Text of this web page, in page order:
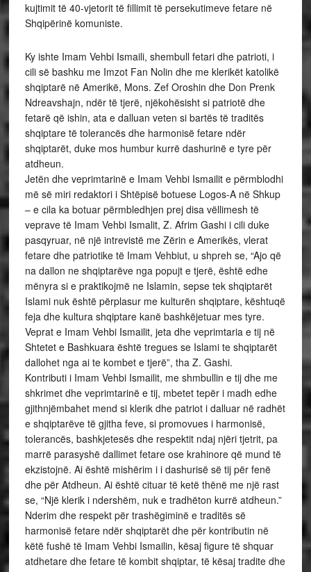
kujtimit të 40-vjetorit të fillimit të persekutimeve fetare në
Shqipërinë komuniste.
Ky ishte Imam Vehbi Ismaili, shembull fetari dhe patrioti, i
cili së bashku me Imzot Fan Nolin dhe me klerikët katolikë
shqiptarë në Amerikë, Mons. Zef Oroshin dhe Don Prenk
Ndreavshajn, ndër të tjerë, njëkohësisht si patriotë dhe
fetarë që ishin, ata e dalluan veten si bartës të traditës
shqiptare të tolerancës dhe harmonisë fetare ndër
shqiptarët, duke mos humbur kurrë dashurinë e tyre për
atdheun.
Jetën dhe veprimtarinë e Imam Vehbi Ismailit e përmblodhi
më së miri redaktori i Shtëpisë botuese Logos-A në Shkup
– e cila ka botuar përmbledhjen prej disa vëllimesh të
veprave të Imam Vehbi Ismalit, Z. Afrim Gashi i cili duke
pasqyruar, në një intrevistë me Zërin e Amerikës, vlerat
fetare dhe patriotike të Imam Vehbiut, u shpreh se, “Ajo që
na dallon ne shqiptarëve nga popujt e tjerë, është edhe
mënyra si e praktikojmë ne Islamin, sepse tek shqiptarët
Islami nuk është përplasur me kulturën shqiptare, kështuqë
feja dhe kultura shqiptare kanë bashkëjetuar mes tyre.
Veprat e Imam Vehbi Ismailit, jeta dhe veprimtaria e tij në
Shtetet e Bashkuara është tregues se Islami te shqiptarët
dallohet nga ai te kombet e tjerë”, tha Z. Gashi.
Kontributi i Imam Vehbi Ismailit, me shmbullin e tij dhe me
shkrimet dhe veprimtarinë e tij, mbetet tepër i madh edhe
gjithnjëmbahet mend si klerik dhe patriot i dalluar në radhët
e shqiptarëve të gjitha feve, si promovues i harmonisë,
tolerancës, bashkjetesës dhe respektit ndaj njëri tjetrit, pa
marrë parasyshë dallimet fetare ose krahinore që mund të
ekzistojnë. Ai është mishërim i i dashurisë së tij për fenë
dhe për Atdheun. Ai është cituar të ketë thënë me një rast
se, “Një klerik i ndershëm, nuk e tradhëton kurrë atdheun.”
Nderim dhe respekt për trashëgiminë e traditës së
harmonisë fetare ndër shqiptarët dhe për kontributin në
këtë fushë të Imam Vehbi Ismailin, kësaj figure të shquar
atdhetare dhe fetare të kombit shqiptar, të kësaj tradite dhe